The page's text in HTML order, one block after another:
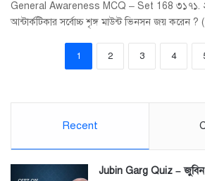
General Awareness MCQ – Set 168 ৩১৭১.
আন্টার্কটিকার সর্বোচ্চ শৃঙ্গ মাউন্ট ভিনসন জয় করেন
1 2 3 4
Recent
Jubin Garg Quiz – জুবিন